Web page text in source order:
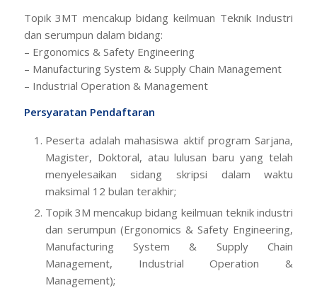
Topik 3MT mencakup bidang keilmuan Teknik Industri
dan serumpun dalam bidang:
– Ergonomics & Safety Engineering
– Manufacturing System & Supply Chain Management
– Industrial Operation & Management
Persyaratan Pendaftaran
Peserta adalah mahasiswa aktif program Sarjana,
Magister, Doktoral, atau lulusan baru yang telah
menyelesaikan sidang skripsi dalam waktu
maksimal 12 bulan terakhir;
Topik 3M mencakup bidang keilmuan teknik industri
dan serumpun (Ergonomics & Safety Engineering,
Manufacturing System & Supply Chain
Management, Industrial Operation &
Management);